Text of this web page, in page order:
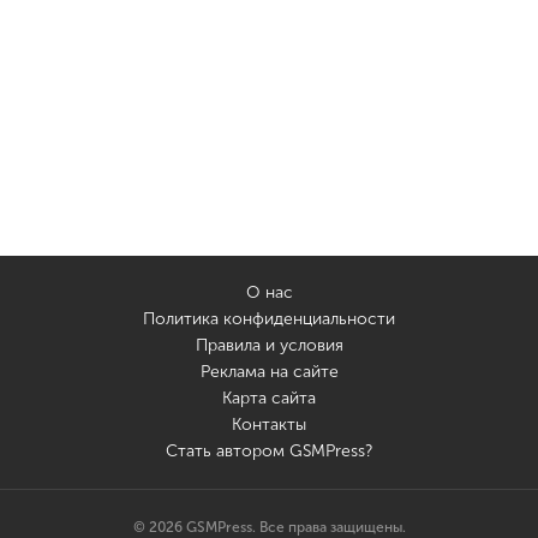
О нас
Политика конфиденциальности
Правила и условия
Реклама на сайте
Карта сайта
Контакты
Стать автором GSMPress?
© 2026 GSMPress. Все права защищены.